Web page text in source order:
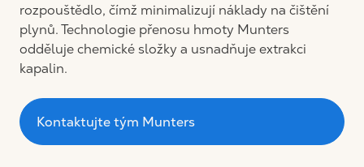
rozpouštědlo, čímž minimalizují náklady na čištění
plynů. Technologie přenosu hmoty Munters
odděluje chemické složky a usnadňuje extrakci
kapalin.
Kontaktujte tým Munters